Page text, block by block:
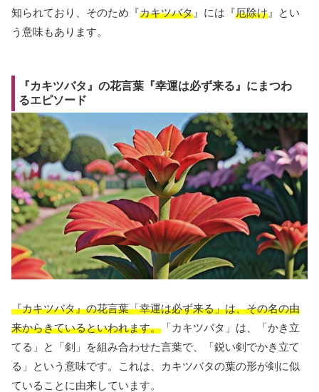
知られており、そのため『カキツバタ 』には『厄除け 』とい
う意味もあります。
『カキツバタ』の花言葉『幸運は必ず来る』にまつわ
るエピソード
『カキツバタ』の花言葉「幸運は必ず来る」は、その名の由
来からきているといわれます。 「カキツバタ」は、「かき立
てる」と「剣」を組み合わせた言葉で、「鋭い剣でかき立て
る」という意味です。これは、カキツバタの葉の形が剣に似
ていることに由来しています。